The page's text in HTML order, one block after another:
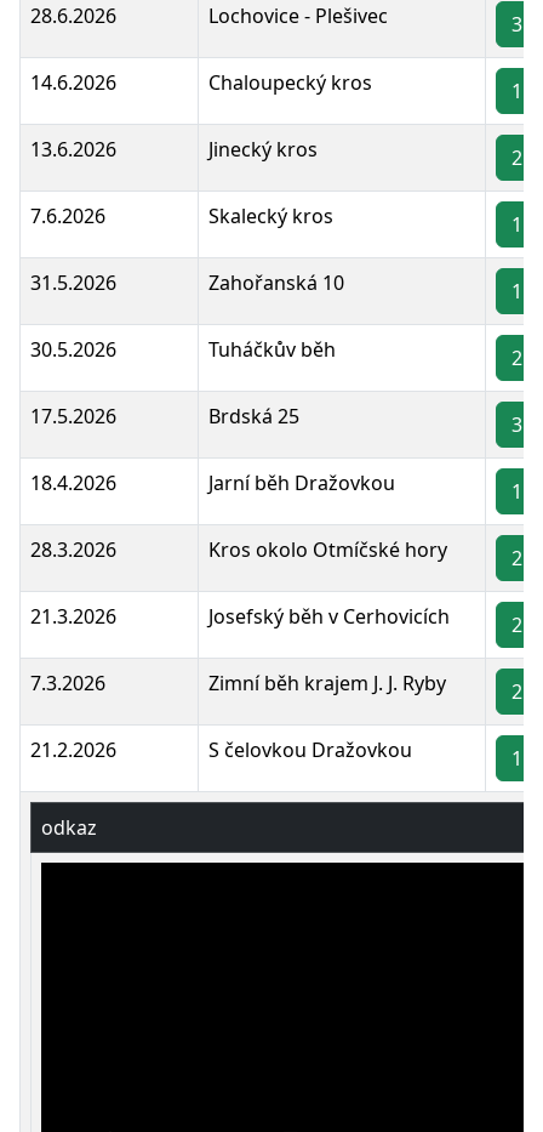
28.6.2026
Lochovice - Plešivec 3 -
14.6.2026 Chaloupecký kros 1 -
13.6.2026 Jinecký kros 2 -
7.6.2026 Skalecký kros 1 -
31.5.2026 Zahořanská 10 1 -
30.5.2026 Tuháčkův běh 2 -
17.5.2026 Brdská 25 3 -
18.4.2026 Jarní běh Dražovkou 1 -
28.3.2026 Kros okolo Otmíčské hory 2 -
21.3.2026 Josefský běh v Cerhovicích 2 -
7.3.2026 Zimní běh krajem J. J. Ryby 2 -
21.2.2026 S čelovkou Dražovkou 1 -
odkaz